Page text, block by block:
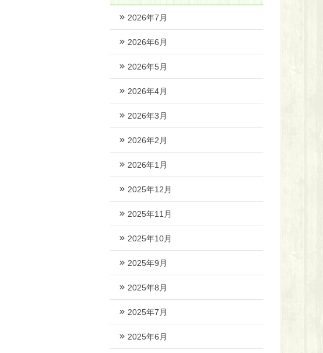
2026年7月
2026年6月
2026年5月
2026年4月
2026年3月
2026年2月
2026年1月
2025年12月
2025年11月
2025年10月
2025年9月
2025年8月
2025年7月
2025年6月